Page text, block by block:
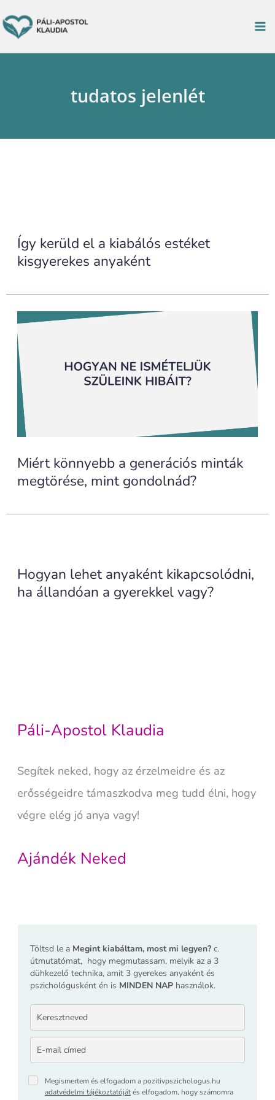
a
tartalomra
tudatos jelenlét
Így kerüld el a kiabálós estéket
kisgyerekes anyaként
Miért könnyebb a generációs minták
megtörése, mint gondolnád?
Hogyan lehet anyaként kikapcsolódni,
ha állandóan a gyerekkel vagy?
Páli-Apostol Klaudia
Segítek neked, hogy az érzelmeidre és az
erősségeidre támaszkodva meg tudd élni, hogy
végre elég jó anya vagy!
Ajándék Neked
Töltsd le a Megint kiabáltam, most mi legyen?c.
útmutatómat, hogy megmutassam, melyik az a 3
dühkezelő technika, amit 3 gyerekes anyaként és
pszichológusként én is MINDEN NAP használok.
Megismertem és elfogadom a pozitivpszichologus.hu
adatvédelmi tájékoztatójátés elfogadom, hogy számomra
e
r
s